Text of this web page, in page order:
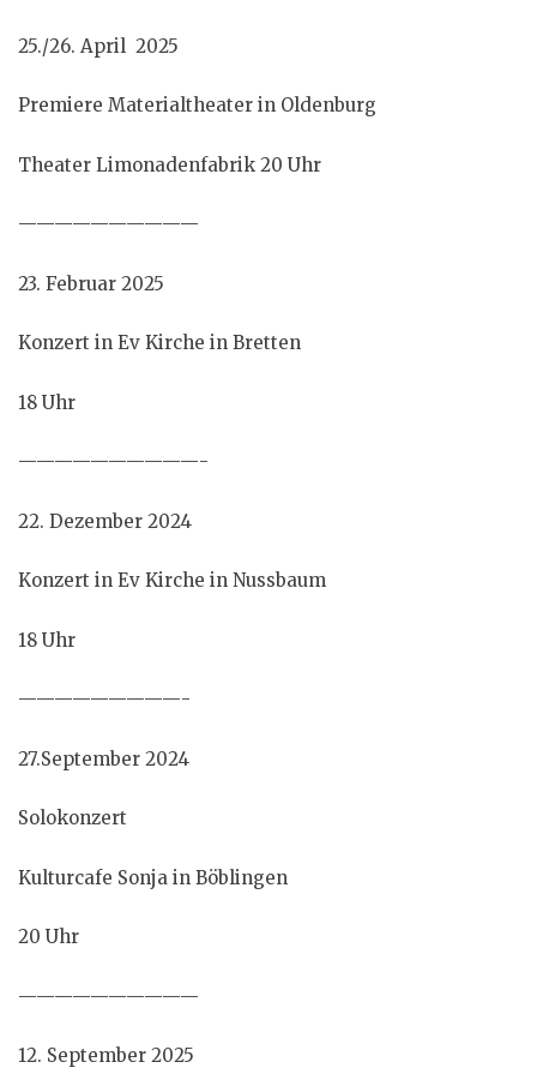
25./26. April 2025
Premiere Materialtheater in Oldenburg
Theater Limonadenfabrik 20 Uhr
——————————
23. Februar 2025
Konzert in Ev Kirche in Bretten
18 Uhr
——————————-
22. Dezember 2024
Konzert in Ev Kirche in Nussbaum
18 Uhr
—————————-
27.September 2024
Solokonzert
Kulturcafe Sonja in Böblingen
20 Uhr
——————————
12. September 2025